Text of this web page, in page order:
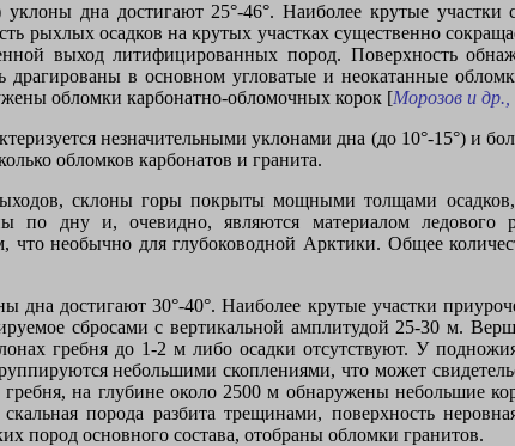
дна достигают 25°-46°. Наиболее крутые участки
рыхлых осадков на крутых участках существенно
выход литифицированных пород. Поверхность
в основном угловатые и неокатанные
обломки карбонатно-обломочных корок [Морозов и др.,
незначительными уклонами дна (до 10°-15°) и
обломков карбонатов и гранита.
склоны горы покрыты мощными толщами осадков,
по дну и, очевидно, являются материалом ледового
необычно для глубоководной Арктики. Общее
достигают 30°-40°. Наиболее крутые участки
сбросами с вертикальной амплитудой 25-30 м.
гребня до 1-2 м либо осадки отсутствуют. У
небольшими скоплениями, что может
на глубине около 2500 м обнаружены небольшие
порода разбита трещинами, поверхность
пород основного состава, отобраны обломки гранитов.